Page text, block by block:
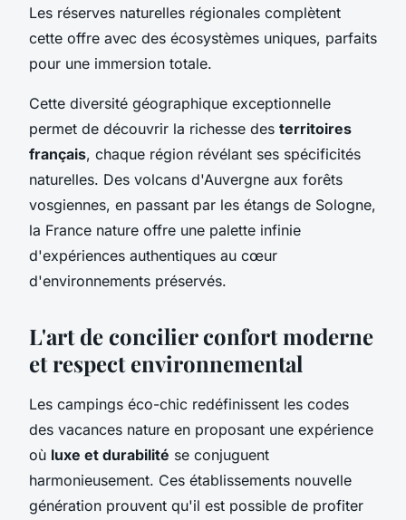
Les réserves naturelles régionales complètent
cette offre avec des écosystèmes uniques, parfaits
pour une immersion totale.
Cette diversité géographique exceptionnelle
permet de découvrir la richesse des territoires
français, chaque région révélant ses spécificités
naturelles. Des volcans d'Auvergne aux forêts
vosgiennes, en passant par les étangs de Sologne,
la France nature offre une palette infinie
d'expériences authentiques au cœur
d'environnements préservés.
L'art de concilier confort moderne
et respect environnemental
Les campings éco-chic redéfinissent les codes
des vacances nature en proposant une expérience
où luxe et durabilité se conjuguent
harmonieusement. Ces établissements nouvelle
génération prouvent qu'il est possible de profiter